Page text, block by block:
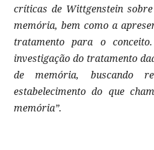
críticas de Wittgenstein
memória, bem como a
tratamento para o
investigação do tratamento
de memória, buscando
estabelecimento do que
memória”.